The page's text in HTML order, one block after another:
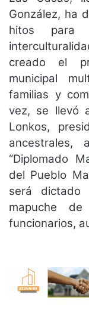
González, ha
hitos para
creado el
municipal
familias y
vez, se llevó
Lonkos,
ancestrales,
“Diplomado
del Pueblo
será dictado
mapuche
funcionarios,